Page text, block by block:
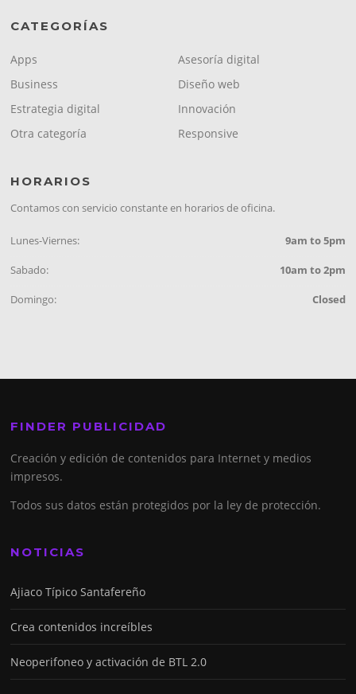
CATEGORÍAS
Apps
Asesoría digital
Business
Diseño web
Estrategia digital
Innovación
Otra categoría
Responsive
HORARIOS
Contamos con servicio constante en horarios de oficina.
Lunes-Viernes: 9am to 5pm
Sabado: 10am to 2pm
Domingo: Closed
FINDER PUBLICIDAD
Creación y edición de contenidos para Internet y medios
impresos.
Todos sus datos están protegidos por la ley de protección.
NOTICIAS
Ajiaco Típico Santafereño
Crea contenidos increíbles
Neoperifoneo y activación de BTL 2.0